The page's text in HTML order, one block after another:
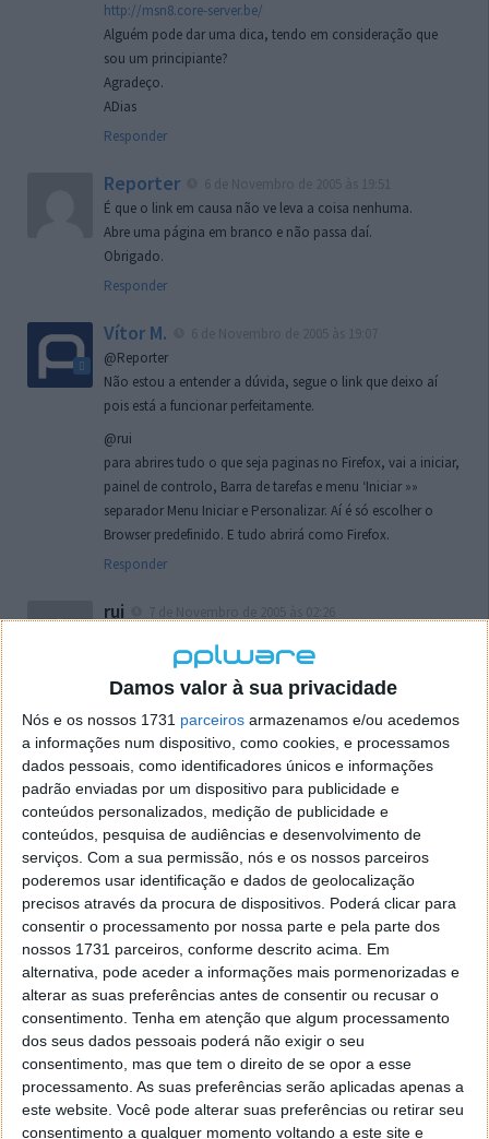
Damos valor à sua privacidade
Nós e os nossos 1731 parceiros armazenamos e/ou acedemos
a informações num dispositivo, como cookies, e processamos
dados pessoais, como identificadores únicos e informações
padrão enviadas por um dispositivo para publicidade e
conteúdos personalizados, medição de publicidade e
conteúdos, pesquisa de audiências e desenvolvimento de
serviços. Com a sua permissão, nós e os nossos parceiros
poderemos usar identificação e dados de geolocalização
precisos através da procura de dispositivos. Poderá clicar para
consentir o processamento por nossa parte e pela parte dos
nossos 1731 parceiros, conforme descrito acima. Em
alternativa, pode aceder a informações mais pormenorizadas e
alterar as suas preferências antes de consentir ou recusar o
consentimento. Tenha em atenção que algum processamento
dos seus dados pessoais poderá não exigir o seu
consentimento, mas que tem o direito de se opor a esse
processamento. As suas preferências serão aplicadas apenas a
este website. Você pode alterar suas preferências ou retirar seu
consentimento a qualquer momento voltando a este site e
http://msn8.core-server.be/
Alguém pode dar uma dica, tendo em consideração que
sou um principiante?
Agradeço.
ADias
Responder
Reporter
É que o link em causa não ve leva a coisa nenhuma.
Abre uma página em branco e não passa daí.
Obrigado.
Responder
Vítor M.
@Reporter
Não estou a entender a dúvida, segue o link que deixo aí
pois está a funcionar perfeitamente.
@rui
para abrires tudo o que seja paginas no Firefox, vai a iniciar,
painel de controlo, Barra de tarefas e menu ‘Iniciar »»
separador Menu Iniciar e Personalizar. Aí é só escolher o
Browser predefinido. E tudo abrirá como Firefox.
Responder
rui
localizaçao referida n se encontra la nada k me permita por
o firefox como browser predefenido
Ja percorri o painel
tentei apagar o explorer na tentativa de forçar o uso do
firefox mas em vao. Kaso te lembres de outra dica fico
agradecido, caso contrario obrigado a mesma
Responder
Vítor M.
7 de Novembro de 2005 às 01:39
@Reporter
Desculpa mas o link funciona. Seja como for segue por mail
o MSn Messenger 8.
Responder
Vítor M.
@Rui
Tens de encontrar o que te falei. Faz da seguinte maneira,
janela iniciar e no topo dessa janela com o botão direito do
rato faz propriedades. Depois no separador Menu ‘Iniciar’
clica no botão ‘Personalizar’ aí encontrarás no separador